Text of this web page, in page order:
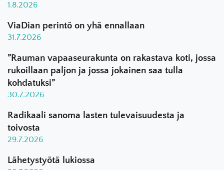
1.8.2026
ViaDian perintö on yhä ennallaan
31.7.2026
”Rauman vapaaseurakunta on rakastava koti, jossa
rukoillaan paljon ja jossa jokainen saa tulla
kohdatuksi”
30.7.2026
Radikaali sanoma lasten tulevaisuudesta ja
toivosta
29.7.2026
Lähetystyötä lukiossa